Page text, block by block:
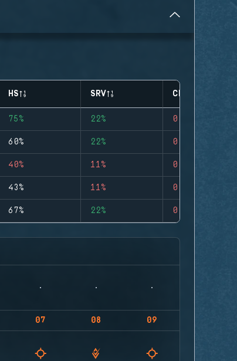
HS SRV CLUTCHES
75% 22% 0
60% 22% 0
40% 11% 0
43% 11% 0
67% 22% 0
07 08 09